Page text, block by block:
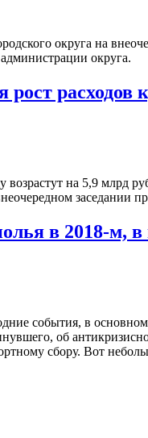
округа на
округа.
расходов
на 5,9 млрд
заседании
в 2018-м,
события, в
об
сбору. Вот